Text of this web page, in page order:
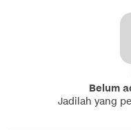
Belum
Jadilah yang